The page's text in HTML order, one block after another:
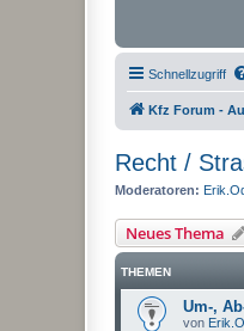
Schnellzugriff
Kfz Forum -
Recht /
Moderatoren:
Neues Thema
THEMEN
Um-,
von